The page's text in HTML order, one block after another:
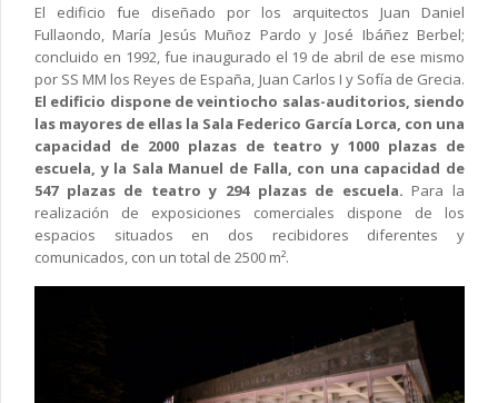
El edificio fue diseñado por los arquitectos Juan Daniel
Fullaondo, María Jesús Muñoz Pardo y José Ibáñez Berbel;
concluido en 1992, fue inaugurado el 19 de abril de ese mismo
por SS MM los Reyes de España, Juan Carlos I y Sofía de Grecia.
El edificio dispone de veintiocho salas-auditorios, siendo
las mayores de ellas la Sala Federico García Lorca, con una
capacidad de 2000 plazas de teatro y 1000 plazas de
escuela, y la Sala Manuel de Falla, con una capacidad de
547 plazas de teatro y 294 plazas de escuela. Para la
realización de exposiciones comerciales dispone de los
espacios situados en dos recibidores diferentes y
comunicados, con un total de 2500 m².